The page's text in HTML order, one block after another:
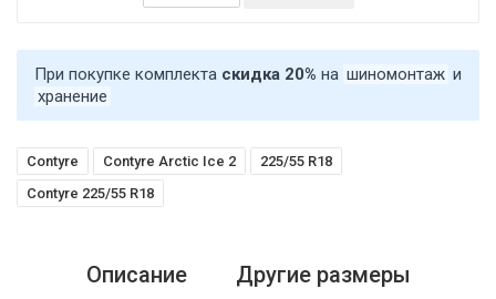
При покупке комплекта скидка 20% на шиномонтаж и
хранение
Contyre Contyre Arctic Ice 2
225/55 R18
Contyre 225/55 R18
Описание Другие размеры